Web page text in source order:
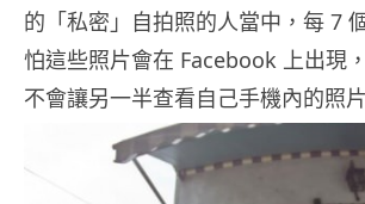
的「私密」自拍照的人當中，每 7
怕這些照片會在 Facebook 上出現
不會讓另一半查看自己手機內的照